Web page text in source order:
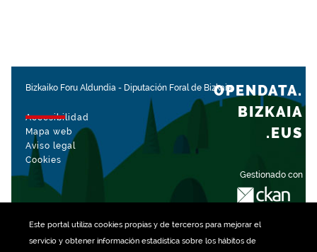
Este portal utiliza cookiespropias y de terceros para mejorar el
servicio y obtener información estadística sobre los hábitos de
Bizkaiko Foru Aldundia - Diputación Foral de Bizkaia
Accesibilidad
Mapa web
Aviso legal
Cookies
Gestionado con
OPENDATA.
BIZKAIA
.EUS